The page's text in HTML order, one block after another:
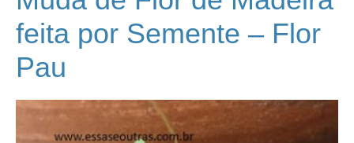
feita por Semente – Flor
Pau